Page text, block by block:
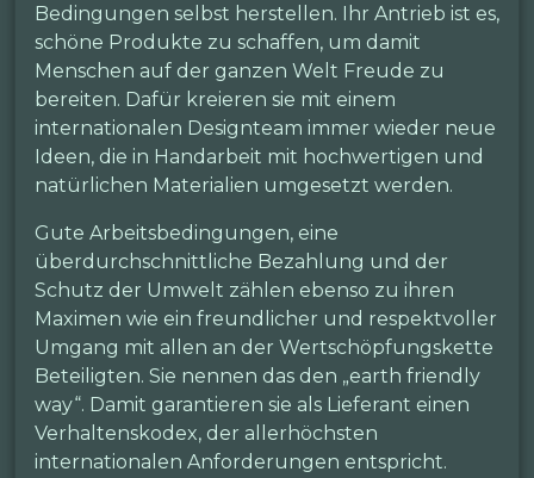
Bedingungen selbst herstellen. Ihr Antrieb ist es,
schöne Produkte zu schaffen, um damit
Menschen auf der ganzen Welt Freude zu
bereiten. Dafür kreieren sie mit einem
internationalen Designteam immer wieder neue
Ideen, die in Handarbeit mit hochwertigen und
natürlichen Materialien umgesetzt werden.
Gute Arbeitsbedingungen, eine
überdurchschnittliche Bezahlung und der
Schutz der Umwelt zählen ebenso zu ihren
Maximen wie ein freundlicher und respektvoller
Umgang mit allen an der Wertschöpfungskette
Beteiligten. Sie nennen das den „earth friendly
way“. Damit garantieren sie als Lieferant einen
Verhaltenskodex, der allerhöchsten
internationalen Anforderungen entspricht.